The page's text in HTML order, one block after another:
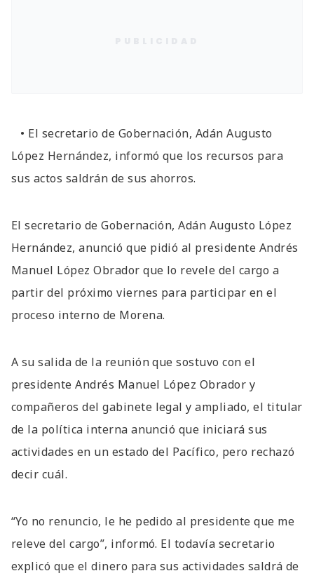
• El secretario de Gobernación, Adán Augusto
López Hernández, informó que los recursos para
sus actos saldrán de sus ahorros.
El secretario de Gobernación, Adán Augusto López
Hernández, anunció que pidió al presidente Andrés
Manuel López Obrador que lo revele del cargo a
partir del próximo viernes para participar en el
proceso interno de Morena.
A su salida de la reunión que sostuvo con el
presidente Andrés Manuel López Obrador y
compañeros del gabinete legal y ampliado, el titular
de la política interna anunció que iniciará sus
actividades en un estado del Pacífico, pero rechazó
decir cuál.
“Yo no renuncio, le he pedido al presidente que me
releve del cargo”, informó. El todavía secretario
explicó que el dinero para sus actividades saldrá de